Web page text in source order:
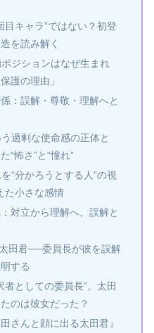
目キャラ”ではない？初登
を読み解く
ジションはなぜ生まれ
護の理由」
：誤解・尊敬・理解へと
過剰な使命感の正体と
“怖さ”と“憧れ”
“分かろうとする人”の視
た小さな感情
対立から理解へ。誤解と
田君──委員長が彼を誤解
する
者としての委員長”。太田
のは彼女だった？
さんと顔に出る太田君』